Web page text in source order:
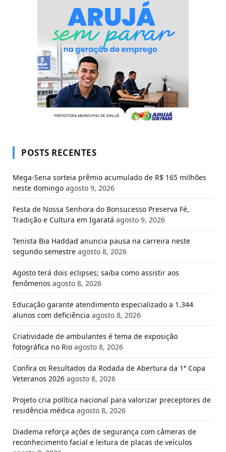
POSTS RECENTES
Mega-Sena sorteia prêmio acumulado de R$ 165 milhões
neste domingo agosto 9, 2026
Festa de Nossa Senhora do Bonsucesso Preserva Fé,
Tradição e Cultura em Igaratá agosto 9, 2026
Tenista Bia Haddad anuncia pausa na carreira neste
segundo semestre agosto 8, 2026
Agosto terá dois eclipses; saiba como assistir aos
fenômenos agosto 8, 2026
Educação garante atendimento especializado a 1.344
alunos com deficiência agosto 8, 2026
Criatividade de ambulantes é tema de exposição
fotográfica no Rio agosto 8, 2026
Confira os Resultados da Rodada de Abertura da 1ª Copa
Veteranos 2026 agosto 8, 2026
Projeto cria política nacional para valorizar preceptores de
residência médica agosto 8, 2026
Diadema reforça ações de segurança com câmeras de
reconhecimento facial e leitura de placas de veículos